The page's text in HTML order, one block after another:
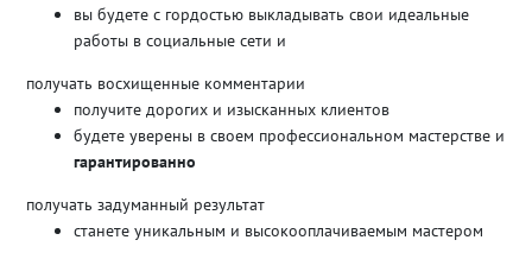
вы будете с гордостью выкладывать свои идеальные
работы в социальные сети и
получать восхищенные комментарии
получите дорогих и изысканных клиентов
будете уверены в своем профессиональном мастерстве и
гарантированно
получать задуманный результат
станете уникальным и высокооплачиваемым мастером